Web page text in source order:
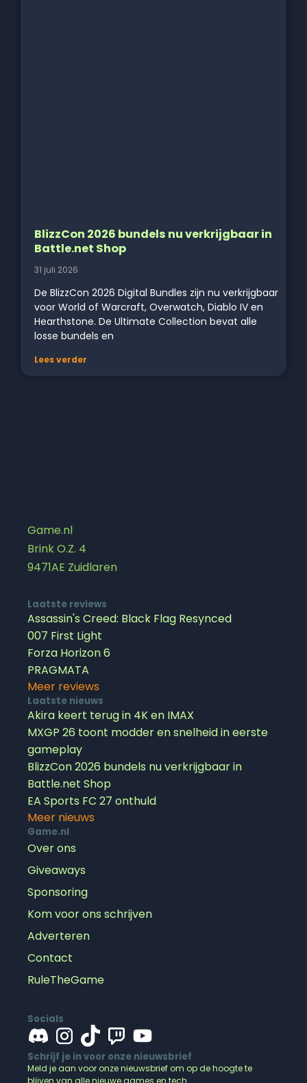
BlizzCon 2026 bundels nu verkrijgbaar in
Battle.net Shop
31 juli 2026
De BlizzCon 2026 Digital Bundles zijn nu verkrijgbaar
voor World of Warcraft, Overwatch, Diablo IV en
Hearthstone. De Ultimate Collection bevat alle
losse bundels en
Lees verder
Game.nl
Brink O.Z. 4
9471AE Zuidlaren
Laatste reviews
Assassin's Creed: Black Flag Resynced
007 First Light
Forza Horizon 6
PRAGMATA
Meer reviews
Laatste nieuws
Akira keert terug in 4K en IMAX
MXGP 26 toont modder en snelheid in eerste
gameplay
BlizzCon 2026 bundels nu verkrijgbaar in
Battle.net Shop
EA Sports FC 27 onthuld
Meer nieuws
Game.nl
Over ons
Giveaways
Sponsoring
Kom voor ons schrijven
Adverteren
Contact
RuleTheGame
Socials
Schrijf je in voor onze nieuwsbrief
Meld je aan voor onze nieuwsbrief om op de hoogte te
blijven van alle nieuwe games en tech.